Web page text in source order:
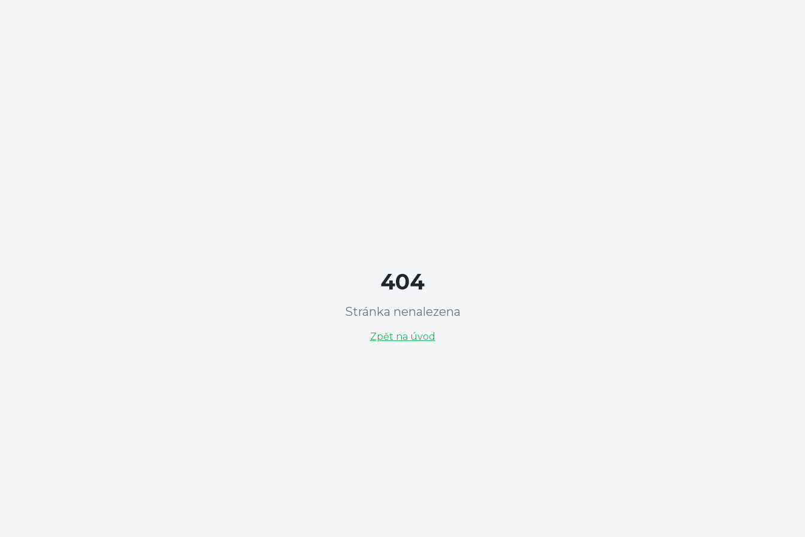
404
Stránka nenalezena
Zpět na úvod